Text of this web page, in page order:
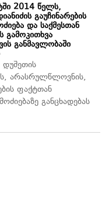
2014 წელს,
გაუჩინარების
და საქმესთან
გამოკითხვა
განმავლობაში
დუშეთის
არასრულწლოვნის,
ფაქტთან
განცხადებას